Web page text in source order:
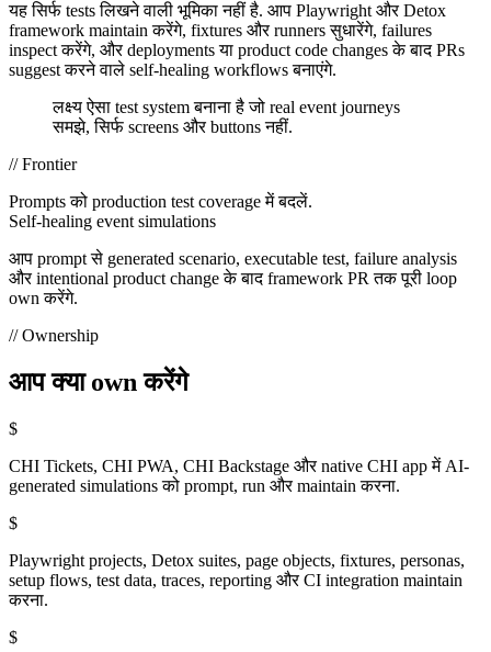
यह सिर्फ tests लिखने वाली भूमिका नहीं है. आप Playwright और Detox
framework maintain करेंगे, fixtures और runners सुधारेंगे, failures
inspect करेंगे, और deployments या product code changes के बाद PRs
suggest करने वाले self-healing workflows बनाएंगे.
लक्ष्य ऐसा test system बनाना है जो real event journeys
समझे, सिर्फ screens और buttons नहीं.
// Frontier
Prompts को production test coverage में बदलें.
Self-healing event simulations
आप prompt से generated scenario, executable test, failure analysis
और intentional product change के बाद framework PR तक पूरी loop
own करेंगे.
// Ownership
आप क्या own करेंगे
$
CHI Tickets, CHI PWA, CHI Backstage और native CHI app में AI-
generated simulations को prompt, run और maintain करना.
$
Playwright projects, Detox suites, page objects, fixtures, personas,
setup flows, test data, traces, reporting और CI integration maintain
करना.
$